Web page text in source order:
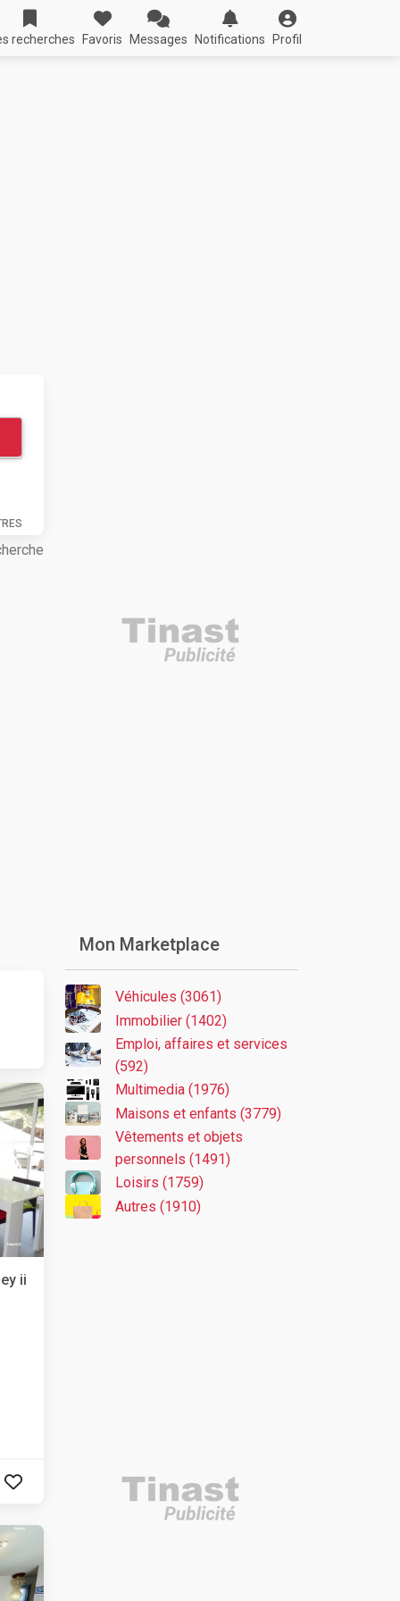
recherches Favoris Messages Notifications Profil
ii
Mon Marketplace
Véhicules (3061)
Immobilier (1402)
Emploi, affaires et services
(592)
Multimedia (1976)
Maisons et enfants (3779)
Vêtements et objets
personnels (1491)
Loisirs (1759)
Autres (1910)